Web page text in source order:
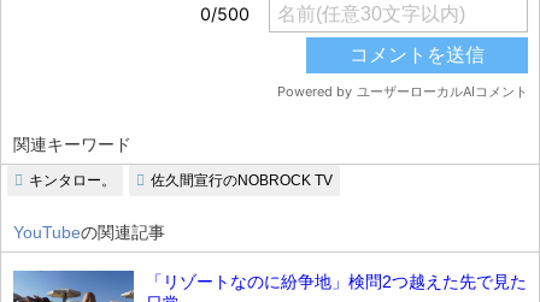
関連キーワード
キンタロー。 佐久間宣行のNOBROCK TV
YouTubeの関連記事
「リゾートなのに紛争地」検問2つ越えた先で見た